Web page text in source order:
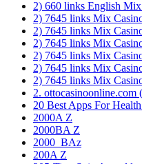
2) 660 links English
2) 7645 links Mix
2) 7645 links Mix
2) 7645 links Mix
2) 7645 links Mix
2) 7645 links Mix
2) 7645 links Mix
2.
20 Best Apps For
2000A Z
2000BA Z
2000_BAz
200A Z